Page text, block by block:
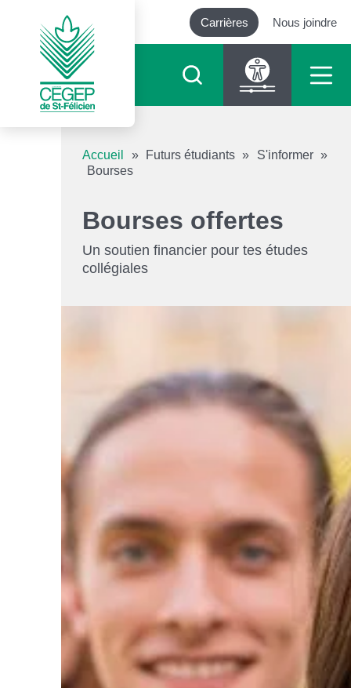
Carrières Nous joindre
Diminuer le texte
Niveau de gris
Police d'écriture lisible
Réinitialiser
Accueil » Futurs étudiants » S'informer »
Bourses
Bourses offertes
Un soutien financier pour tes études
collégiales